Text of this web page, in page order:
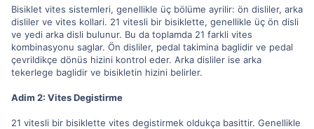
Bisiklet vites sistemleri, genellikle üç bölüme ayrilir: ön disliler, arka
disliler ve vites kollari. 21 vitesli bir bisiklette, genellikle üç ön disli
ve yedi arka disli bulunur. Bu da toplamda 21 farkli vites
kombinasyonu saglar. Ön disliler, pedal takimina baglidir ve pedal
çevrildikçe dönüs hizini kontrol eder. Arka disliler ise arka
tekerlege baglidir ve bisikletin hizini belirler.
Adim 2: Vites Degistirme
21 vitesli bir bisiklette vites degistirmek oldukça basittir. Genellikle